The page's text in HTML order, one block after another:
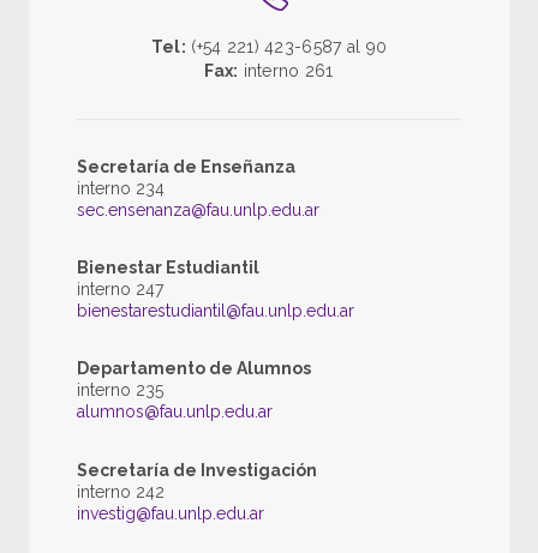
Tel: (+54 221) 423-6587 al 90
Fax: interno 261
Secretaría de Enseñanza
interno 234
sec.ensenanza@fau.unlp.edu.ar
Bienestar Estudiantil
interno 247
bienestarestudiantil@fau.unlp.edu.ar
Departamento de Alumnos
interno 235
alumnos@fau.unlp.edu.ar
Secretaría de Investigación
interno 242
investig@fau.unlp.edu.ar